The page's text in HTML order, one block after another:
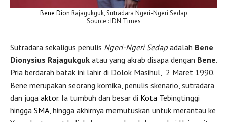
Bene Dion Rajagukguk, Sutradara Ngeri-Ngeri Sedap
Source : IDN Times
Sutradara sekaligus penulis Ngeri-Ngeri Sedapadalah Bene
Dionysius Rajagukguk atau yang akrab disapa dengan Bene.
Pria berdarah batak ini lahir di Dolok Masihul, 2 Maret 1990.
Bene merupakan seorang komika, penulis skenario, sutradara
dan juga aktor. Ia tumbuh dan besar di Kota Tebingtinggi
hingga SMA, hingga akhirnya memutuskan untuk merantau ke